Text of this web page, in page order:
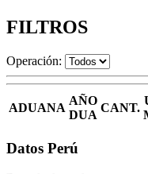
FILTROS
Operación:
ADUANA
AÑO
DUA
CANT.
Datos Perú